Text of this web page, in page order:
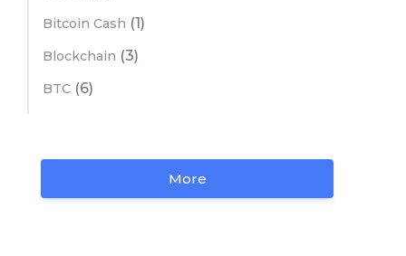
Bitcoin Cash (1)
Blockchain (3)
BTC (6)
More